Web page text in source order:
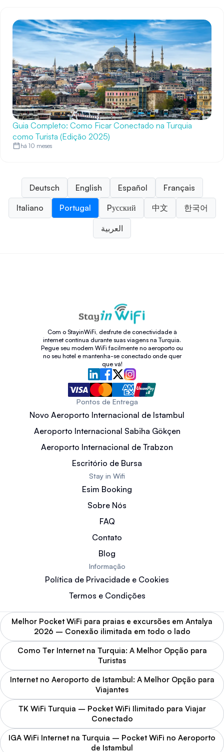
Guia Completo: Como Ficar Conectado na Turquia
como Turista (Edição 2025)
há 10 meses
Deutsch English Español
Français
Italiano
Portugal Pусский 中文 한국어
العربية
Com o StayinWiFi, desfrute de conectividade à
internet contínua durante suas viagens na Turquia.
Pegue seu modem WiFi facilmente no aeroporto ou
no seu hotel e mantenha-se conectado onde quer
que vá!
Pontos de Entrega
Novo Aeroporto Internacional de Istambul
Aeroporto Internacional Sabiha Gökçen
Aeroporto Internacional de Trabzon
Escritório de Bursa
Stay in Wifi
Esim Booking
Sobre Nós
FAQ
Contato
Blog
Informação
Política de Privacidade e Cookies
Termos e Condições
Melhor Pocket WiFi para praias e excursões em Antalya
2026 – Conexão ilimitada em todo o lado
Como Ter Internet na Turquia: A Melhor Opção para
Turistas
Internet no Aeroporto de Istambul: A Melhor Opção para
Viajantes
TK WiFi Turquia – Pocket WiFi Ilimitado para Viajar
Conectado
IGA WiFi Internet na Turquia – Pocket WiFi no Aeroporto
de Istambul